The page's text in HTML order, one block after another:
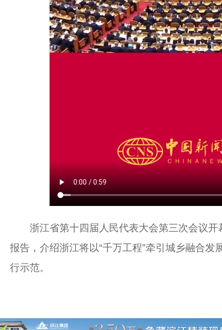
浙江省第十四届人民代表大会第三次会议开
报告，介绍浙江将以“千万工程”牵引城乡融合发
行示范。